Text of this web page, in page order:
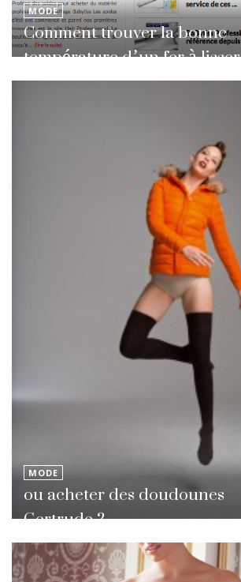
MODE
Comment trouver la bonne
température d’un fer à lisser
MODE
ou acheter des doudounes
Gertrude ?